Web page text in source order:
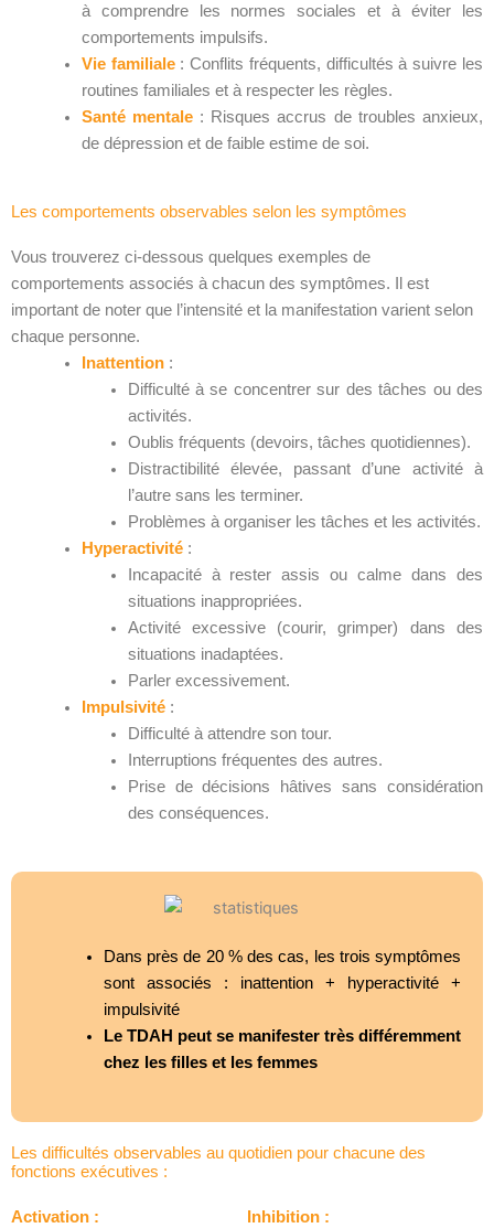
à comprendre les normes sociales et à éviter les
comportements impulsifs.
Vie familiale: Conflits fréquents, difficultés à suivre les
routines familiales et à respecter les règles.
Santé mentale: Risques accrus de troubles anxieux,
de dépression et de faible estime de soi.
Les comportements observables selon les symptômes
Vous trouverez ci-dessous quelques exemples de
comportements associés à chacun des symptômes. Il est
important de noter que l’intensité et la manifestation varient selon
chaque personne.
Inattention:
Difficulté à se concentrer sur des tâches ou des
activités.
Oublis fréquents (devoirs, tâches quotidiennes).
Distractibilité élevée, passant d’une activité à
l’autre sans les terminer.
Problèmes à organiser les tâches et les activités.
Hyperactivité:
Incapacité à rester assis ou calme dans des
situations inappropriées.
Activité excessive (courir, grimper) dans des
situations inadaptées.
Parler excessivement.
Impulsivité:
Difficulté à attendre son tour.
Interruptions fréquentes des autres.
Prise de décisions hâtives sans considération
des conséquences.
Dans près de 20 % des cas, les trois symptômes
sont associés : inattention + hyperactivité +
impulsivité
Le TDAH peut se manifester très différemment
chez les filles et les femmes
Les difficultés observables au quotidien pour chacune des
fonctions exécutives :
Activation :
Inhibition :